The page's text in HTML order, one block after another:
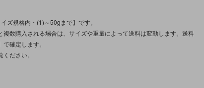
ズ規格内・(1)～50gまで】です。
複数購入される場合は、サイズや重量によって送料は変動します。送料
で確定します。
ください。